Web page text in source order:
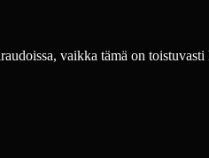
vaikka tämä on